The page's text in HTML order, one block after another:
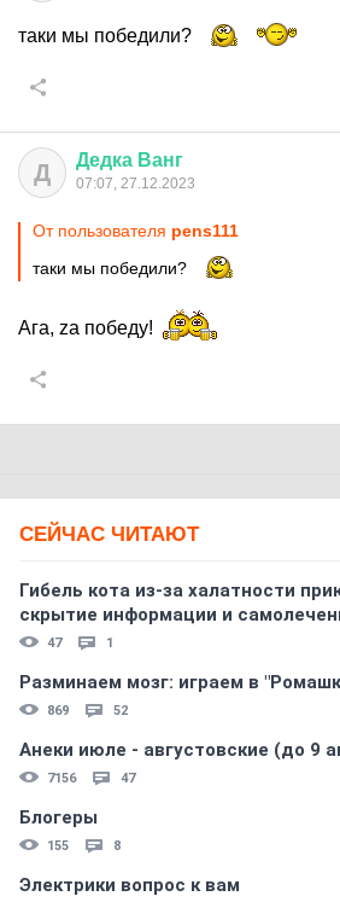
таки мы победили?
Д Дедка Ванг
07:07, 27.12.2023
От пользователя pens111
таки мы победили?
Ага, za победу!
СЕЙЧАС ЧИТАЮТ
Гибель кота из-за халатности
скрытиe информации и
47 1
Разминаем мозг: играем в
869 52
Анеки июле - августовские (до 9
7156 47
Блогеры
155 8
Электрики вопрос к вам